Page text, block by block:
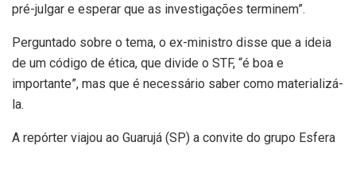
pré-julgar e esperar que as investigações terminem”.
Perguntado sobre o tema, o ex-ministro disse que a ideia
de um código de ética, que divide o STF, “é boa e
importante”, mas que é necessário saber como materializá-
la.
A repórter viajou ao Guarujá (SP) a convite do grupo Esfera